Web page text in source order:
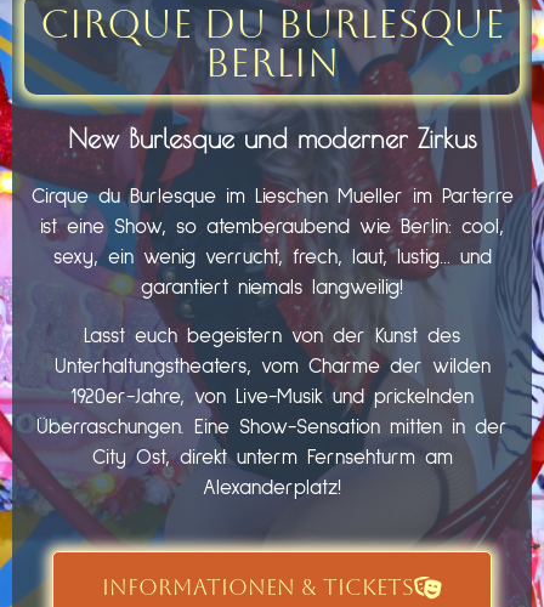
Cirque du Burlesque
Berlin
New Burlesque und moderner Zirkus
Cirque du Burlesque im Lieschen Mueller im Parterre
ist eine Show, so atemberaubend wie Berlin: cool,
sexy, ein wenig verrucht, frech, laut, lustig… und
garantiert niemals langweilig!
Lasst euch begeistern von der Kunst des
Unterhaltungstheaters, vom Charme der wilden
1920er-Jahre, von Live-Musik und prickelnden
Überraschungen. Eine Show-Sensation mitten in der
City Ost, direkt unterm Fernsehturm am
Alexanderplatz!
INFORMATIONEN & TICKETS